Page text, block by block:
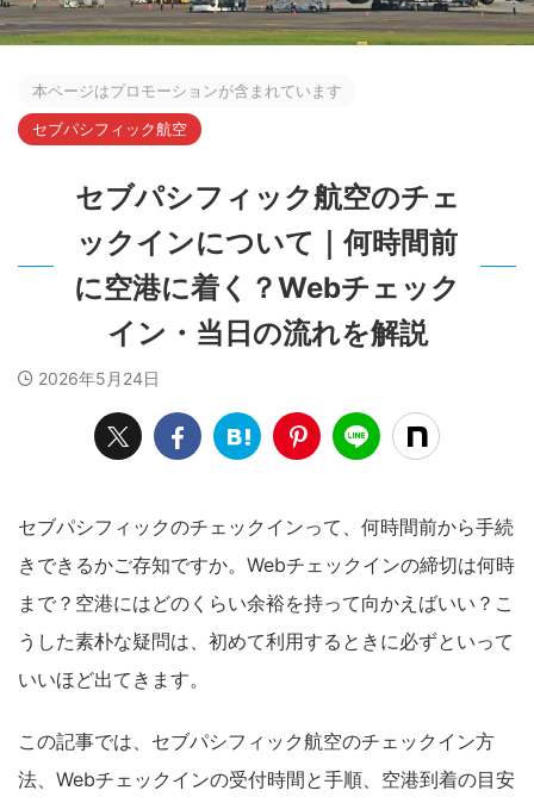
本ページはプロモーションが含まれています
セブパシフィック航空
セブパシフィック航空のチェ
ックインについて｜何時間前
に空港に着く？Webチェック
イン・当日の流れを解説
2026年5月24日
セブパシフィックのチェックインって、何時間前から手続
きできるかご存知ですか。Webチェックインの締切は何時
まで？空港にはどのくらい余裕を持って向かえばいい？こ
うした素朴な疑問は、初めて利用するときに必ずといって
いいほど出てきます。
この記事では、セブパシフィック航空のチェックイン方
法、Webチェックインの受付時間と手順、空港到着の目安